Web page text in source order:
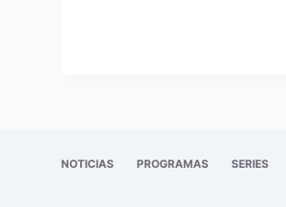
NOTICIAS PROGRAMAS SERIES